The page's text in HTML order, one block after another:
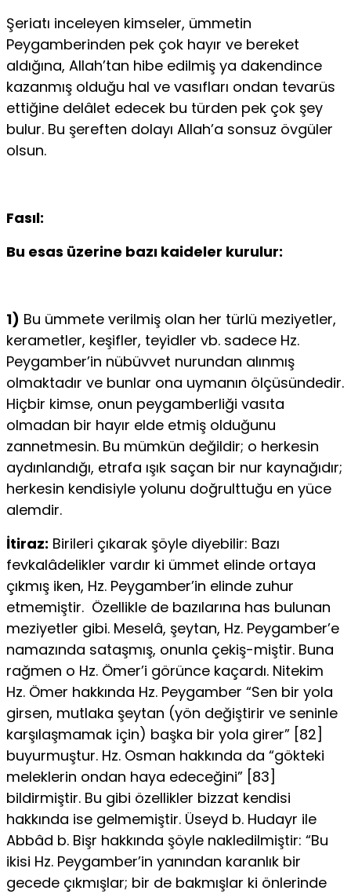
Şeriatı inceleyen kimseler, ümmetin
Peygamberinden pek çok hayır ve bereket
aldığına, Allah’tan hibe edilmiş ya dakendince
kazan­mış olduğu hal ve vasıfları ondan tevarüs
ettiğine delâlet edecek bu türden pek çok şey
bulur. Bu şereften dolayı Allah’a sonsuz övgüler
ol­sun.
Fasıl:
Bu esas üzerine bazı kaideler kurulur:
1) Bu ümmete verilmiş olan her türlü meziyetler,
kerametler, ke­şifler, teyidler vb. sadece Hz.
Peygamber’in nübüvvet nurundan alın­mış
olmaktadır ve bunlar ona uymanın ölçüsündedir.
Hiçbir kimse, onun peygamberliği vasıta
olmadan bir hayır elde etmiş olduğunu
zannetmesin. Bu mümkün değildir; o herkesin
aydınlandığı, etrafa ışık saçan bir nur kaynağıdır;
herkesin kendisiyle yolunu doğrulttuğu en yüce
alemdir.
İtiraz: Birileri çıkarak şöyle diyebilir: Bazı
fevkalâdelikler var­dır ki ümmet elinde ortaya
çıkmış iken, Hz. Peygamber’in elinde zuhur
etmemiştir. Özellikle de bazılarına has bulunan
meziyetler gibi. Meselâ, şeytan, Hz. Peygamber’e
namazında sataşmış, onunla çekiş-miştir. Buna
rağmen o Hz. Ömer’i görünce kaçardı. Nitekim
Hz. Ömer hakkında Hz. Peygamber “Sen bir yola
girsen, mutlaka şeytan (yön de­ğiştirir ve seninle
karşılaşmamak için) başka bir yola girer” [82]
buyur­muştur. Hz. Osman hakkında da “gökteki
meleklerin ondan haya ede­ceğini” [83]
bildirmiştir. Bu gibi özellikler bizzat kendisi
hakkında ise gelmemiştir. Üseyd b. Hudayr ile
Abbâd b. Bişr hakkında şöyle nakle­dilmiştir: “Bu
ikisi Hz. Peygamber’in yanından karanlık bir
gecede çıkmışlar; bir de bakmışlar ki önlerinde